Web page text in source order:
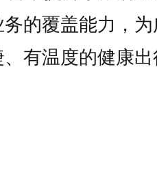
务的覆盖能力，
有温度的健康